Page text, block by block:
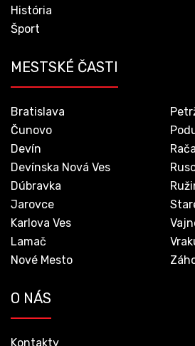
História
Šport
MESTSKÉ ČASTI
Bratislava
Čunovo
Devín
Devínska Nová Ves
Dúbravka
Jarovce
Karlova Ves
Lamač
Nové Mesto
Rača
O NÁS
Kontakty